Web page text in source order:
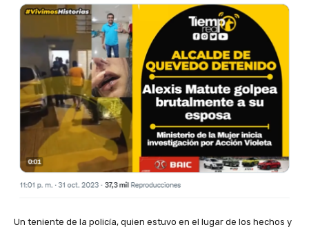
Un teniente de la policía, quien estuvo en el lugar de los hechos y